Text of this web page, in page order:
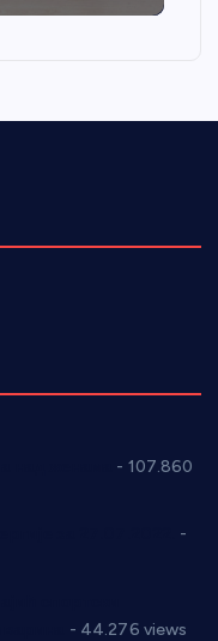
- 107.860
-
- 44.276 views